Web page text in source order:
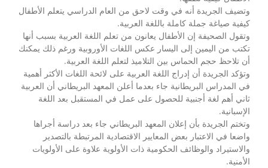
وتضيف الجريدة أنه في وقت لاحق من العام الدراسي يتعلم الأطفال
كيفية صياغة جملة كاملة باللغة العربية.
وتقول الصحيفة إن الأطفال يعانون من تعلم اللغة العربية بسبب أنها
تكتب من اليمين إلى اليسار عكس اللغات الأوروبية ورغم ذلك يمكنك
أن تلاحظ حجم الحماس بين التلاميذ لتعلم اللغة العربية.
وتؤكد الجريدة أن إدراج اللغة العربية على لائحة اللغات الأكثر أهمية
في المدراس البريطانية جاء بعدما أعلن المعهد البريطاني أن العربية
ثاني أهم لغة أجنبية للحصول على عمل في المستقبل بعد اللغة
الإسبانية.
وتختم الجريدة بأن إعلان المعهد البريطاني جاء بعد دراسة أجراها
واضعا في الاعتبار بعض المعايير الاقتصادية المرتبطة بالتصدير
والاستيراد والوظائف الحكومية ذات الأولوية علاوة على الأولويات
الأمنية.